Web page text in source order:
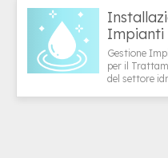
Impianti
Gestione
per il
del settore